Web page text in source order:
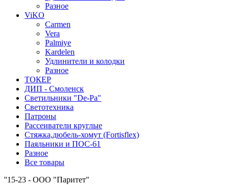
Разное
ViKO
Carmen
Vera
Palmiye
Kardelen
Удлинители и колодки
Разное
ТОКЕР
ДИП - Смоленск
Светильники "De-Pa"
Светотехника
Патроны
Рассеиватели круглые
Стяжка,дюбель-хомут (Fortisflex)
Паяльники и ПОС-61
Разное
Все товары
''15-23 - ООО "Паритет"